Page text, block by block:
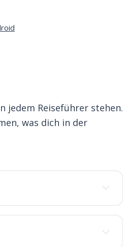
jedem Reiseführer stehen.
was dich in der